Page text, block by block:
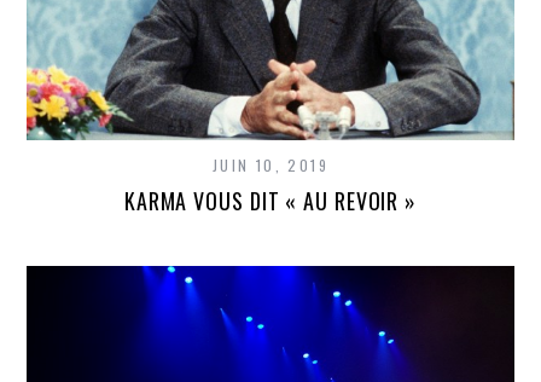
JUIN 10, 2019
KARMA VOUS DIT « AU REVOIR »